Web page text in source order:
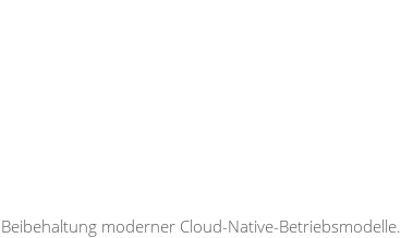
moderner Cloud-Native-Betriebsmodelle.